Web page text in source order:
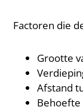
Factoren die
Grootte
Afstand